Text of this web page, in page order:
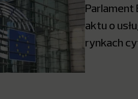
Parlament
aktu o
rynkach